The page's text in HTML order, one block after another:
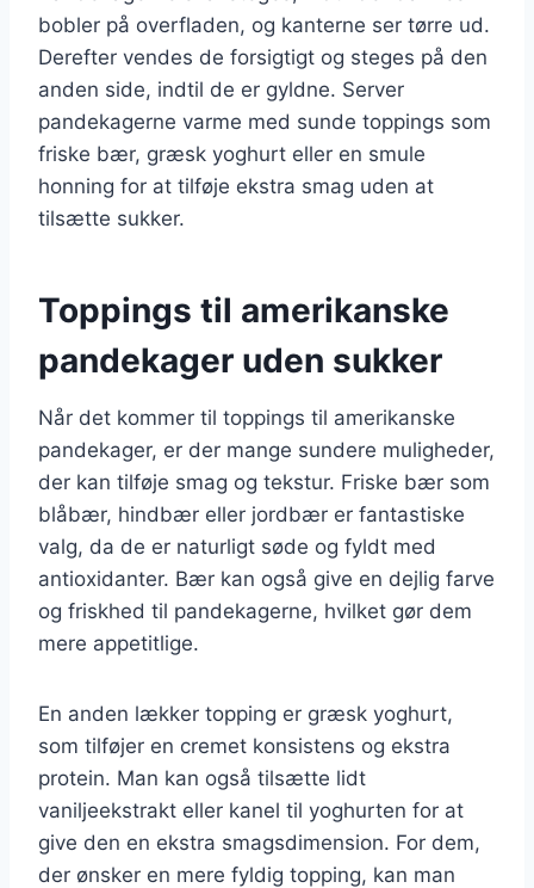
bobler på overfladen, og kanterne ser tørre ud.
Derefter vendes de forsigtigt og steges på den
anden side, indtil de er gyldne. Server
pandekagerne varme med sunde toppings som
friske bær, græsk yoghurt eller en smule
honning for at tilføje ekstra smag uden at
tilsætte sukker.
Toppings til amerikanske
pandekager uden sukker
Når det kommer til toppings til amerikanske
pandekager, er der mange sundere muligheder,
der kan tilføje smag og tekstur. Friske bær som
blåbær, hindbær eller jordbær er fantastiske
valg, da de er naturligt søde og fyldt med
antioxidanter. Bær kan også give en dejlig farve
og friskhed til pandekagerne, hvilket gør dem
mere appetitlige.
En anden lækker topping er græsk yoghurt,
som tilføjer en cremet konsistens og ekstra
protein. Man kan også tilsætte lidt
vaniljeekstrakt eller kanel til yoghurten for at
give den en ekstra smagsdimension. For dem,
der ønsker en mere fyldig topping, kan man